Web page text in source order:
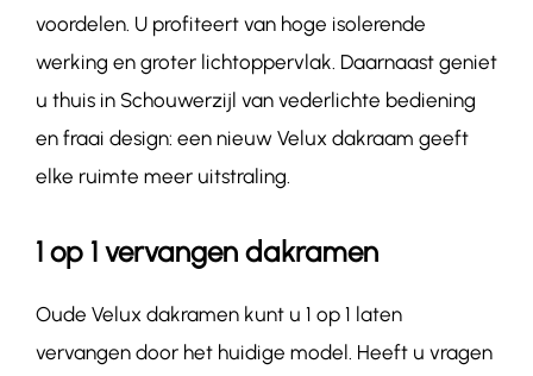
voordelen. U profiteert van hoge isolerende
werking en groter lichtoppervlak. Daarnaast geniet
u thuis in Schouwerzijl van vederlichte bediening
en fraai design: een nieuw Velux dakraam geeft
elke ruimte meer uitstraling.
1 op 1 vervangen dakramen
Oude Velux dakramen kunt u 1 op 1 laten
vervangen door het huidige model. Heeft u vragen